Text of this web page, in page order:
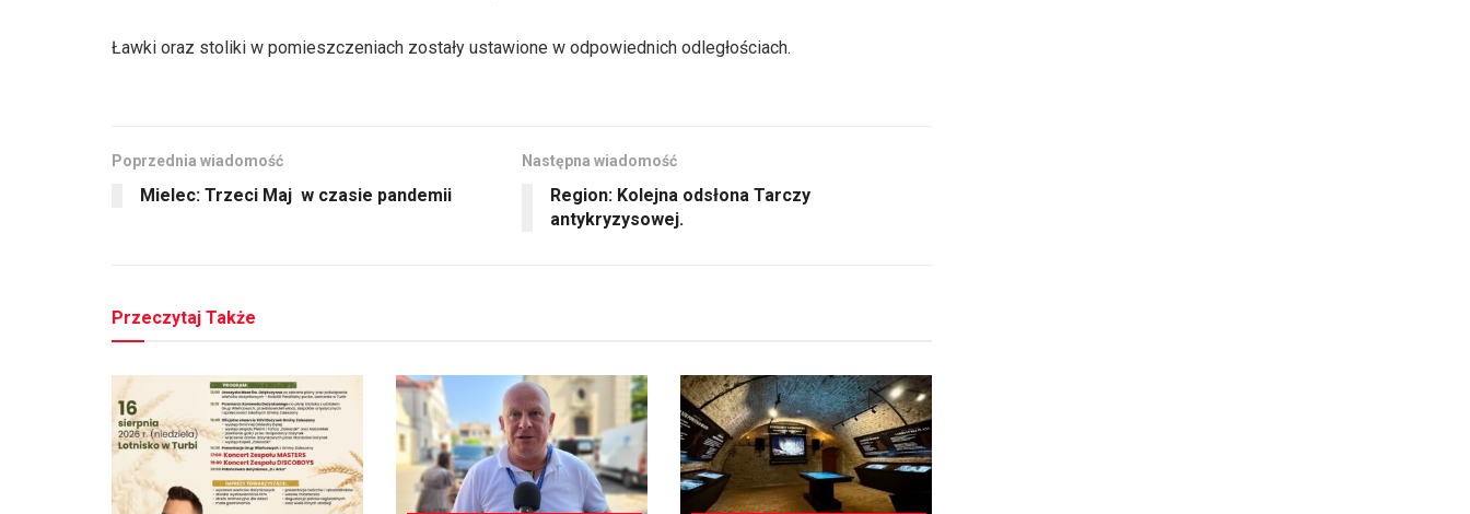
Ławki oraz stoliki w pomieszczeniach zostały ustawione w odpowiednich odległościach.
Poprzednia wiadomość
Mielec: Trzeci Maj w czasie pandemii
Następna wiadomość
Region: Kolejna odsłona Tarczy
antykryzysowej.
Przeczytaj Także